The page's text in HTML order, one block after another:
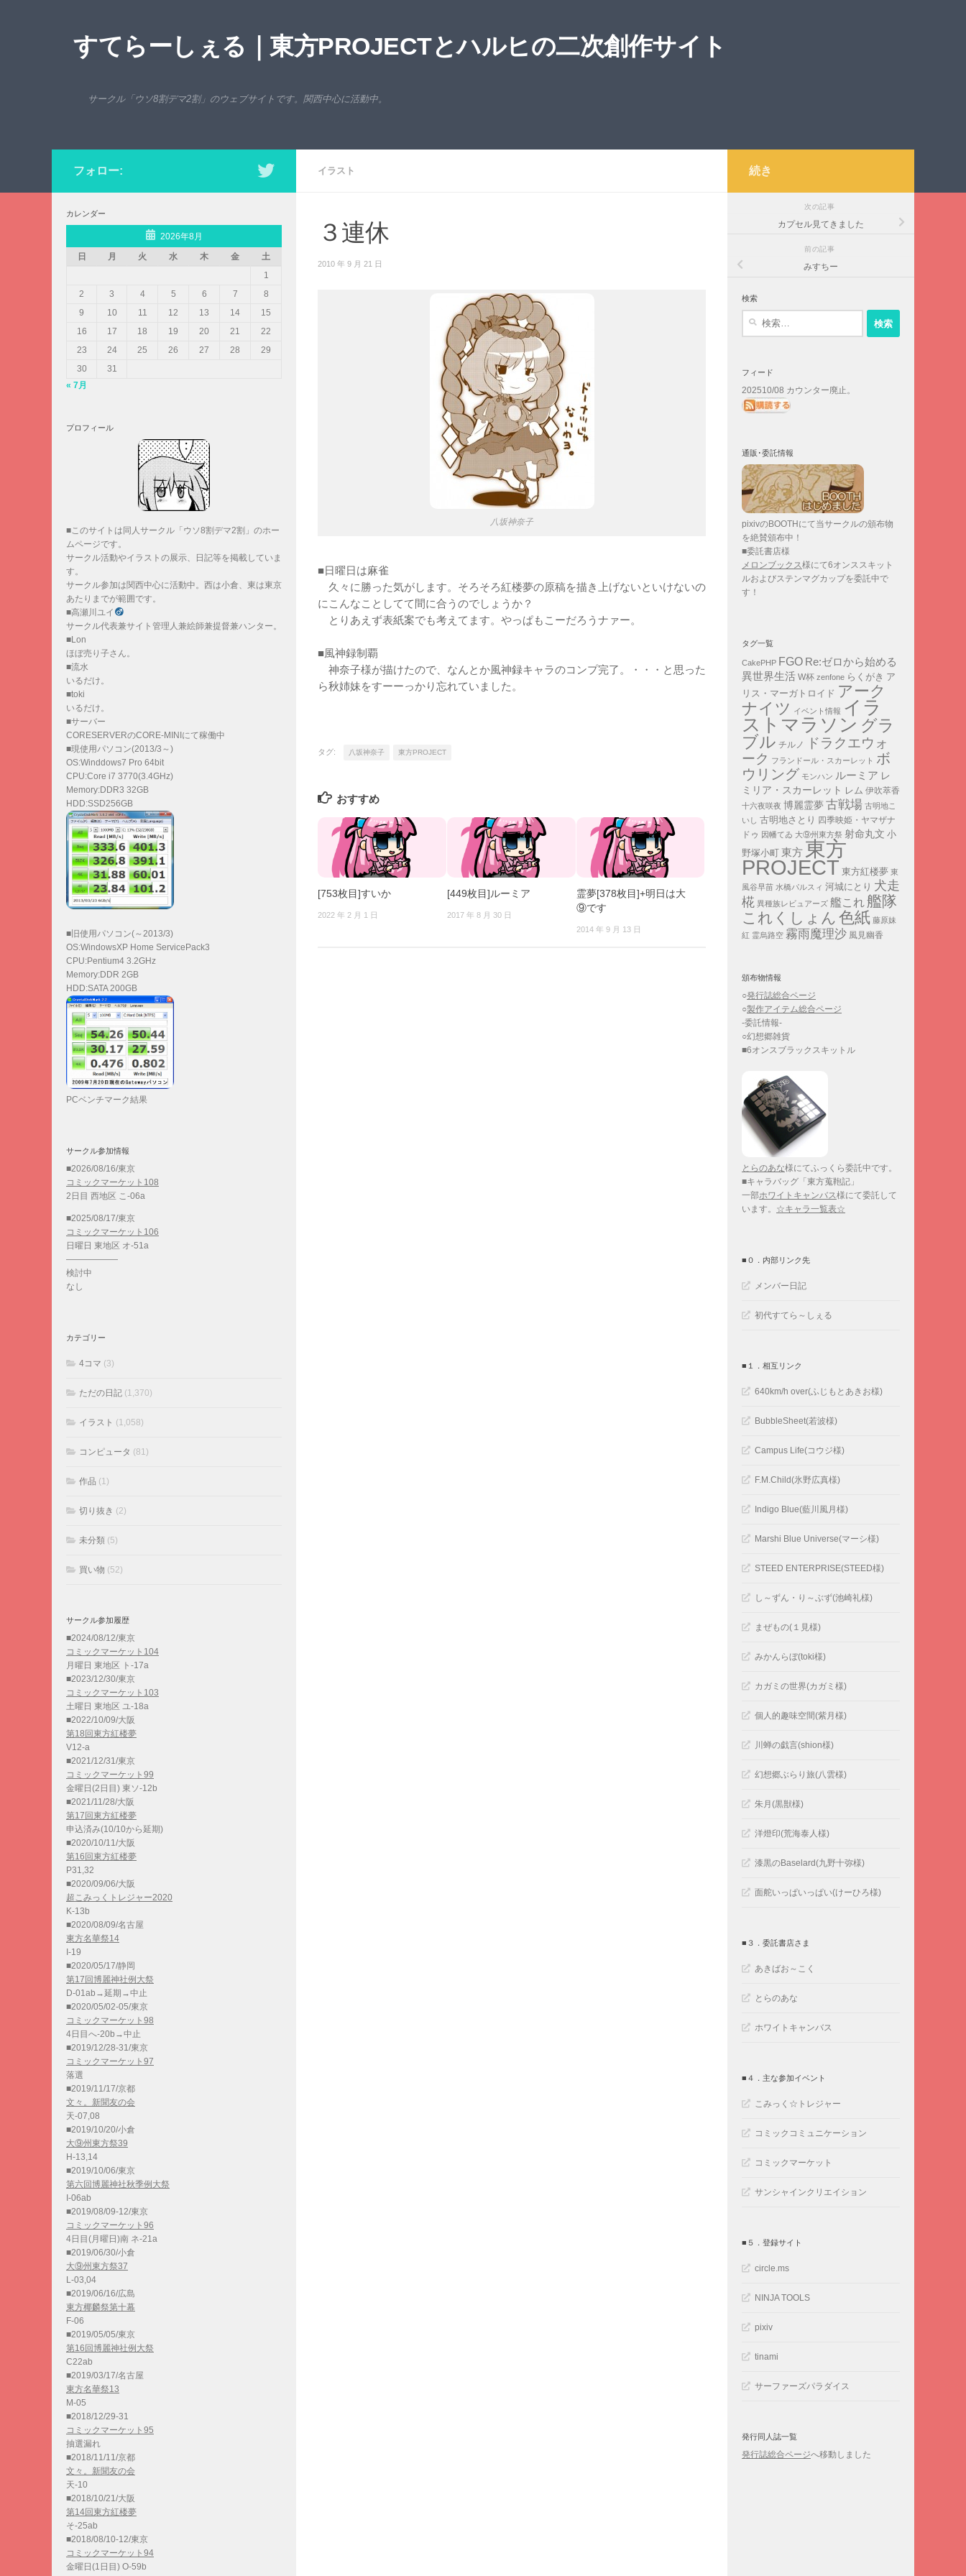
すてらーしぇる｜東方PROJECTとハルヒの二次創作サイト
サークル「ウソ8割デマ2割」のウェブサイトです。関西中心に活動中。
イラスト
３連休
2010 年 9 月 21 日
八坂神奈子
■日曜日は麻雀
久々に勝った気がします。そろそろ紅楼夢の原稿を描き上げないといけないの
にこんなことしてて間に合うのでしょうか？
とりあえず表紙案でも考えてます。やっぱもこーだろうナァー。
■風神録制覇
神奈子様が描けたので、なんとか風神録キャラのコンプ完了。・・・と思った
ら秋姉妹をすーーっかり忘れていました。
タグ: 八坂神奈子 東方PROJECT
おすすめ
[753枚目]すいか
2022 年 2 月 1 日
[449枚目]ルーミア
2017 年 8 月 30 日
霊夢[378枚目]+明日は大
⑨です
2014 年 9 月 13 日
フォロー:
カレンダー
2026年8月
日
月 火 水 木 金
土
1
2
3 4 5 6 7
8
9
10 11 12 13 14
15
16
17 18 19 20 21
22
23
24 25 26 27 28
29
30
31
« 7月
プロフィール
■このサイトは同人サークル「ウソ8割デマ2割」のホー
ムページです。
サークル活動やイラストの展示、日記等を掲載していま
す。
サークル参加は関西中心に活動中。西は小倉、東は東京
あたりまでが範囲です。
■高瀬川ユイ
サークル代表兼サイト管理人兼絵師兼提督兼ハンター。
■Lon
ほぼ売り子さん。
■流水
いるだけ。
■toki
いるだけ。
■サーバー
CORESERVERのCORE-MINIにて稼働中
■現使用パソコン(2013/3～)
OS:Winddows7 Pro 64bit
CPU:Core i7 3770(3.4GHz)
Memory:DDR3 32GB
HDD:SSD256GB
■旧使用パソコン(～2013/3)
OS:WindowsXP Home ServicePack3
CPU:Pentium4 3.2GHz
Memory:DDR 2GB
HDD:SATA 200GB
PCベンチマーク結果
サークル参加情報
■2026/08/16/東京
コミックマーケット108
2日目 西地区 こ-06a
■2025/08/17/東京
コミックマーケット106
日曜日 東地区 オ-51a
——————
検討中
なし
カテゴリー
4コマ (3)
ただの日記 (1,370)
イラスト (1,058)
コンピュータ (81)
作品 (1)
切り抜き (2)
未分類 (5)
買い物 (52)
サークル参加履歴
■2024/08/12/東京
コミックマーケット104
月曜日 東地区 ト-17a
■2023/12/30/東京
コミックマーケット103
土曜日 東地区 ユ-18a
■2022/10/09/大阪
第18回東方紅楼夢
V12-a
■2021/12/31/東京
コミックマーケット99
金曜日(2日目) 東ソ-12b
■2021/11/28/大阪
第17回東方紅楼夢
申込済み(10/10から延期)
■2020/10/11/大阪
第16回東方紅楼夢
P31,32
■2020/09/06/大阪
超こみっくトレジャー2020
K-13b
■2020/08/09/名古屋
東方名華祭14
I-19
■2020/05/17/静岡
第17回博麗神社例大祭
D-01ab→延期→中止
■2020/05/02-05/東京
コミックマーケット98
4日目へ-20b→中止
■2019/12/28-31/東京
コミックマーケット97
落選
■2019/11/17/京都
文々。新聞友の会
天-07,08
■2019/10/20/小倉
大⑨州東方祭39
H-13,14
■2019/10/06/東京
第六回博麗神社秋季例大祭
I-06ab
■2019/08/09-12/東京
コミックマーケット96
4日目(月曜日)南 ネ-21a
■2019/06/30/小倉
大⑨州東方祭37
L-03,04
■2019/06/16/広島
東方椰麟祭第十幕
F-06
■2019/05/05/東京
第16回博麗神社例大祭
C22ab
■2019/03/17/名古屋
東方名華祭13
M-05
■2018/12/29-31
コミックマーケット95
抽選漏れ
■2018/11/11/京都
文々。新聞友の会
天-10
■2018/10/21/大阪
第14回東方紅楼夢
そ-25ab
■2018/08/10-12/東京
コミックマーケット94
金曜日(1日目) O-59b
続き
次の記事
カプセル見てきました
前の記事
みすちー
検索
フィード
202510/08 カウンター廃止。
通販･委託情報
pixivのBOOTHにて当サークルの頒布物
を絶賛頒布中！
■委託書店様
メロンブックス様にて6オンススキット
ルおよびステンマグカップを委託中で
す！
タグ一覧
CakePHP FGO Re:ゼロから始める
異世界生活 W杯 zenfone らくがき ア
リス・マーガトロイド アーク
ナイツ イベント情報 イラ
ストマラソン グラ
ブル チルノ
ドラクエウォ
ーク フランドール・スカーレット ボ
ウリング モンハン ルーミア レ
ミリア・スカーレット
レム 伊吹萃香
十六夜咲夜 博麗霊夢 古戦場 古明地こ
いし 古明地さとり 四季映姫・ヤマザナ
ドゥ 因幡てゐ 大⑨州東方祭 射命丸文 小
野塚小町 東方 東方
PROJECT 東方紅楼夢 東
風谷早苗 水橋パルスィ 河城にとり 犬走
椛 異種族レビュアーズ 艦これ艦隊
これくしょん 色紙 藤原妹
紅 霊烏路空 霧雨魔理沙 風見幽香
頒布物情報
○発行誌総合ページ
○製作アイテム総合ページ
-委託情報-
○幻想郷雑貨
■6オンスブラックスキットル
とらのあな様にてふっくら委託中です。
■キャラバッグ「東方蒐鞄記」
一部ホワイトキャンバス様にて委託して
います。 ☆キャラ一覧表☆
■０．内部リンク先
メンバー日記
初代すてら～しぇる
■１．相互リンク
640km/h over(ふじもとあきお様)
BubbleSheet(若波様)
Campus Life(コウジ様)
F.M.Child(氷野広真様)
Indigo Blue(藍川風月様)
Marshi Blue Universe(マーシ様)
STEED ENTERPRISE(STEED様)
し～ずん・り～ぶず(池崎礼様)
まぜもの(１見様)
みかんらぼ(toki様)
カガミの世界(カガミ様)
個人的趣味空間(紫月様)
川蝉の戯言(shion様)
幻想郷ぶらり旅(八雲様)
朱月(黒獣様)
洋燈印(荒海泰人様)
漆黒のBaselard(九野十弥様)
面舵いっぱいっぱい(けーひろ様)
■３．委託書店さま
あきばお～こく
とらのあな
ホワイトキャンバス
■４．主な参加イベント
こみっく☆トレジャー
コミックコミュニケーション
コミックマーケット
サンシャインクリエイション
■５．登録サイト
circle.ms
NINJA TOOLS
pixiv
tinami
サーファーズパラダイス
発行同人誌一覧
発行誌総合ページへ移動しました